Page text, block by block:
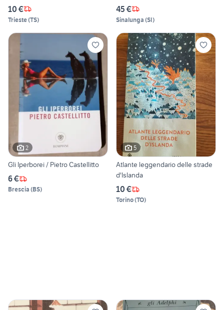
10 €
Trieste(TS)
45 €
Sinalunga (SI)
2
Gli Iperborei / Pietro Castellitto
6 €
Brescia (BS)
5
Atlante leggendario delle strade
d'Islanda
10 €
Torino(TO)